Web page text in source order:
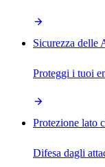
Sicurezza delle
Proteggi i tuoi
Protezione lato
Difesa dagli